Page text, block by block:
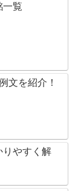
一覧
文を紹介！
りやすく解